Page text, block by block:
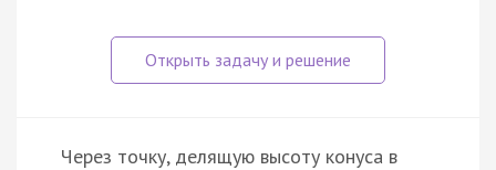
Через точку, делящую высоту конуса в